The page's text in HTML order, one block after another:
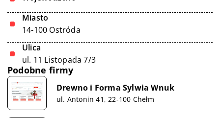
Miasto
14-100 Ostróda
Ulica
ul. 11 Listopada 7/3
Podobne firmy
Drewno i Forma Sylwia Wnuk
ul. Antonin 41, 22-100 Chełm